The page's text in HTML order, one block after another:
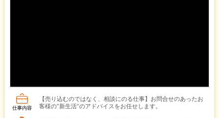
仕事内容
【売り込むのではなく、相談にのる仕事】お問合せのあったお
客様の”新生活”のアドバイスをお任せします。